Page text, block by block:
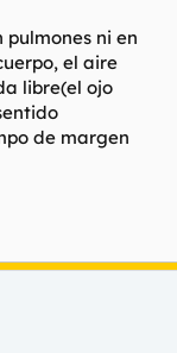
ni en
el aire
libre(el ojo
de margen